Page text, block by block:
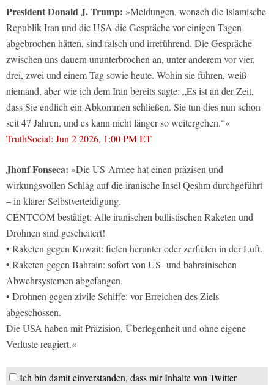
President Donald J. Trump: »Meldungen, wonach die Islamische
Republik Iran und die USA die Gespräche vor einigen Tagen
abgebrochen hätten, sind falsch und irreführend. Die Gespräche
zwischen uns dauern ununterbrochen an, unter anderem vor vier,
drei, zwei und einem Tag sowie heute. Wohin sie führen, weiß
niemand, aber wie ich dem Iran bereits sagte: „Es ist an der Zeit,
dass Sie endlich ein Abkommen schließen. Sie tun dies nun schon
seit 47 Jahren, und es kann nicht länger so weitergehen.“«
TruthSocial: Jun 2 2026, 1:00 PM ET ‌‍ ‌‍
Jhonf Fonseca: »Die US-Armee hat einen präzisen und
wirkungsvollen Schlag auf die iranische Insel Qeshm durchgeführt
– in klarer Selbstverteidigung.
CENTCOM bestätigt: Alle iranischen ballistischen Raketen und
Drohnen sind gescheitert!
• Raketen gegen Kuwait: fielen herunter oder zerfielen in der Luft.
• Raketen gegen Bahrain: sofort von US- und bahrainischen
Abwehrsystemen abgefangen.
• Drohnen gegen zivile Schiffe: vor Erreichen des Ziels
abgeschossen.
Die USA haben mit Präzision, Überlegenheit und ohne eigene
Verluste reagiert.«
Ich bin damit einverstanden, dass mir Inhalte von Twitter